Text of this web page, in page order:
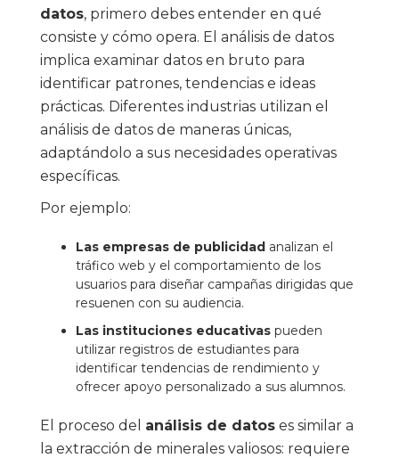
datos, primero debes entender en qué
consiste y cómo opera. El análisis de datos
implica examinar datos en bruto para
identificar patrones, tendencias e ideas
prácticas. Diferentes industrias utilizan el
análisis de datos de maneras únicas,
adaptándolo a sus necesidades operativas
específicas.
Por ejemplo:
Las empresas de publicidadanalizan el
tráfico web y el comportamiento de los
usuarios para diseñar campañas dirigidas que
resuenen con su audiencia.
Las instituciones educativaspueden
utilizar registros de estudiantes para
identificar tendencias de rendimiento y
ofrecer apoyo personalizado a sus alumnos.
El proceso del análisis de datoses similar a
la extracción de minerales valiosos: requiere